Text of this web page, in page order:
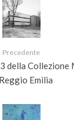
Precedente
della Collezione
Emilia